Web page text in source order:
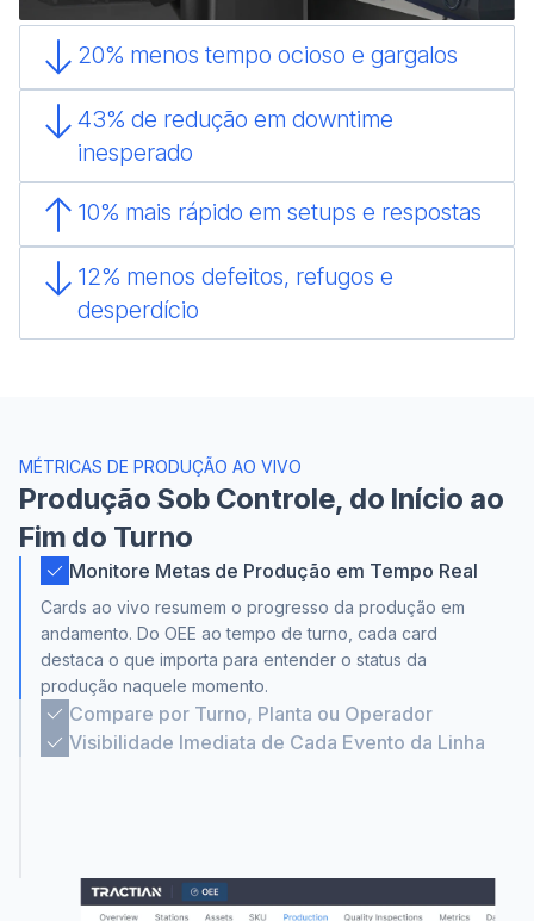
20% menos tempo ocioso e gargalos
43% de redução em downtime
inesperado
10% mais rápido em setups e respostas
12% menos defeitos, refugos e
desperdício
MÉTRICAS DE PRODUÇÃO AO VIVO
Produção Sob Controle, do Início ao
Fim do Turno
Monitore Metas de Produção em Tempo Real
Cards ao vivo resumem o progresso da produção em
andamento. Do OEE ao tempo de turno, cada card
destaca o que importa para entender o status da
produção naquele momento.
Compare por Turno, Planta ou Operador
Veja produção acumulada e marcos com registro por
Visibilidade Imediata de Cada Evento da Linha
múltiplas plantas.